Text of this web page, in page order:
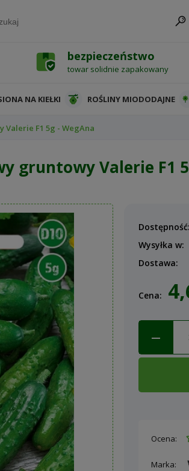
bezpieczeństwo
towar solidnie zapakowany
NA KIEŁKI ROŚLINY MIODODAJNE
F1 5g - WegAna
gruntowy Valerie F1
Dostępność:
Wysyłka w:
Dostawa:
Cena:
Ocena:
Marka: